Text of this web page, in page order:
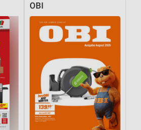
OBI
der Angebote
Daten zur Auswahl von
Standortdaten
angeforderten